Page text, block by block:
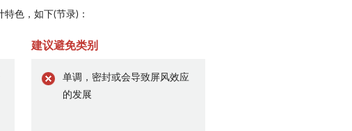
色，如下(节录)：
建议避免类别
单调，密封或会导致屏风效应
的发展